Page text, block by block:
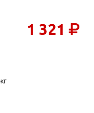
1 321